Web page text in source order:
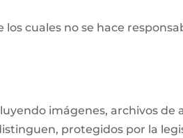
cuales no se hace
imágenes, archivos de
protegidos por la